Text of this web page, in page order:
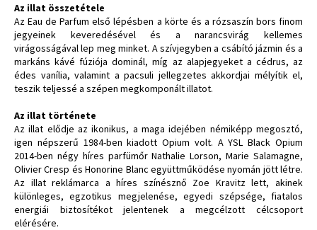
Az illat összetétele
Az Eau de Parfum első lépésben a körte és a rózsaszín bors finom
jegyeinek keveredésével és a narancsvirág kellemes
virágosságával lep meg minket. A szívjegyben a csábító jázmin és a
markáns kávé fúziója dominál, míg az alapjegyeket a cédrus, az
édes vanília, valamint a pacsuli jellegzetes akkordjai mélyítik el,
teszik teljessé a szépen megkomponált illatot.
Az illat története
Az illat elődje az ikonikus, a maga idejében némiképp megosztó,
igen népszerű 1984-ben kiadott Opium volt. A YSL Black Opium
2014-ben négy híres parfümőr Nathalie Lorson, Marie Salamagne,
Olivier Cresp és Honorine Blanc együttműködése nyomán jött létre.
Az illat reklámarca a híres színésznő Zoe Kravitz lett, akinek
különleges, egzotikus megjelenése, egyedi szépsége, fiatalos
energiái biztosítékot jelentenek a megcélzott célcsoport
elérésére.